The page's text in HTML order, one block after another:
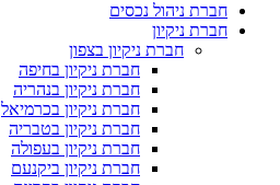
חברת ניהול נכסים
חברת ניקיון
חברת ניקיון בצפון
חברת ניקיון בחיפה
חברת ניקיון בנהריה
חברת ניקיון בכרמיאל
חברת ניקיון בטבריה
חברת ניקיון בעפולה
חברת ניקיון ביקנעם